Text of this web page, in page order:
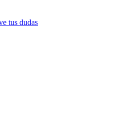
tus dudas